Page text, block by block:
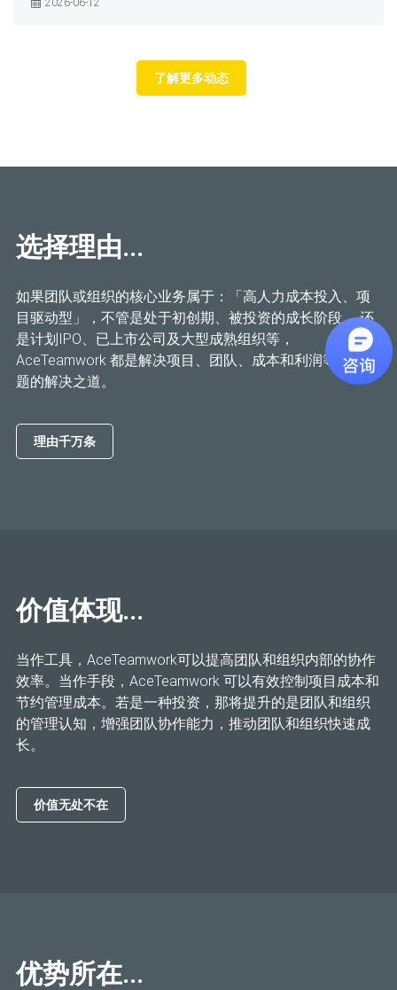
了解更多动态
选择理由...
如果团队或组织的核心业务属于：「高人力成本投入、项
目驱动型」，不管是处于初创期、被投资的成长阶段， 还
是计划IPO、已上市公司及大型成熟组织等，
AceTeamwork 都是解决项目、团队、成本和利润等管理问
题的解决之道。
理由千万条
价值体现...
当作工具，AceTeamwork可以提高团队和组织内部的协作
效率。当作手段，AceTeamwork 可以有效控制项目成本和
节约管理成本。若是一种投资，那将提升的是团队和组织
的管理认知，增强团队协作能力，推动团队和组织快速成
长。
价值无处不在
优势所在...